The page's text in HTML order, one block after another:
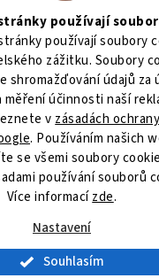
používají
používají soubory
zážitku. Soubory
shromažďování údajů za
měření účinnosti naší
v zásadách
. Používáním našich
se všemi soubory
používání souborů
Více informacízde.
Nastavení
Souhlasím
Skladem
3 488 Kč
Do košíku